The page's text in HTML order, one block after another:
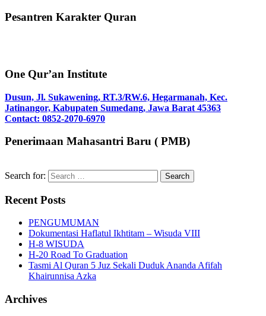
Pesantren Karakter Quran
One Qur’an Institute
Dusun, Jl. Sukawening, RT.3/RW.6, Hegarmanah, Kec.
Jatinangor, Kabupaten Sumedang, Jawa Barat 45363
Contact: 0852-2070-6970
Penerimaan Mahasantri Baru ( PMB)
Search for:
Recent Posts
PENGUMUMAN
Dokumentasi Haflatul Ikhtitam – Wisuda VIII
H-8 WISUDA
H-20 Road To Graduation
Tasmi Al Quran 5 Juz Sekali Duduk Ananda Afifah
Khairunnisa Azka
Archives